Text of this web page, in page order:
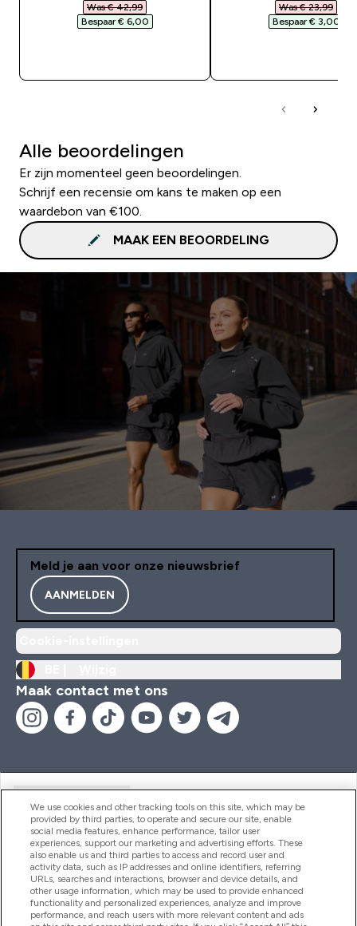
Was € 42,99‎
Bespaar € 6,00‎
Was € 23,99‎
Bespaar € 3,00‎
Alle beoordelingen
Er zijn momenteel geen beoordelingen.
Schrijf een recensie om kans te maken op een
waardebon van €100.
MAAK EEN BEOORDELING
Meld je aan voor onze nieuwsbrief
AANMELDEN
Maak contact met ons
Producten
Company Information
We use cookies and other tracking tools on this site, which may be
provided by third parties, to operate and secure our site, enable
social media features, enhance performance, tailor user
experiences, support our marketing and advertising efforts. These
also enable us and third parties to access and record user and
activity data, such as IP addresses and online identifiers, referring
URLs, searches and interactions, browser and device details, and
other usage information, which may be used to provide enhanced
functionality and personalized experiences, analyze and improve
performance, and reach users with more relevant content and ads